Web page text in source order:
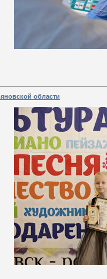
области